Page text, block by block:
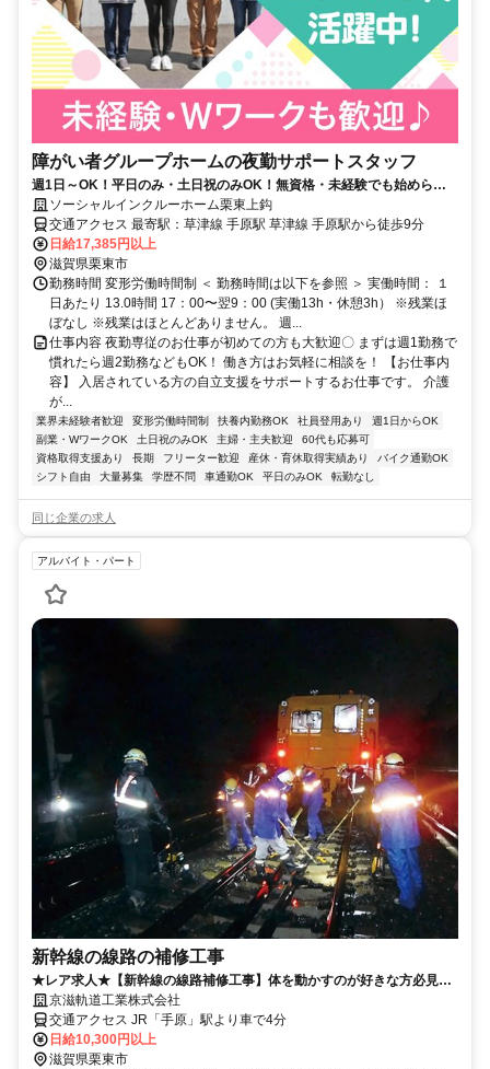
障がい者グループホームの夜勤サポートスタッフ
週1日～OK！平日のみ・土日祝のみOK！無資格・未経験でも始められ
ます。目の前の人に喜んでいただくことに、一生懸命になれる仕事で
す。
ソーシャルインクルーホーム栗東上鈎
交通アクセス 最寄駅：草津線 手原駅 草津線 手原駅から徒歩9分
日給17,385円以上
滋賀県栗東市
勤務時間 変形労働時間制 ＜ 勤務時間は以下を参照 ＞ 実働時間： １
日あたり 13.0時間 17：00〜翌9：00 (実働13h・休憩3h） ※残業ほ
ぼなし ※残業はほとんどありません。 週...
仕事内容 夜勤専従のお仕事が初めての方も大歓迎〇 まずは週1勤務で
慣れたら週2勤務などもOK！ 働き方はお気軽に相談を！ 【お仕事内
容】 入居されている方の自立支援をサポートするお仕事です。 介護
が...
業界未経験者歓迎 変形労働時間制 扶養内勤務OK 社員登用あり
週1日からOK
副業・WワークOK
土日祝のみOK 主婦・主夫歓迎
60代も応募可
資格取得支援あり
長期 フリーター歓迎 産休・育休取得実績あり
バイク通勤OK
シフト自由
大量募集 学歴不問 車通勤OK 平日のみOK 転勤なし
同じ企業の求人
アルバイト・パート
新幹線の線路の補修工事
★レア求人★【新幹線の線路補修工事】体を動かすのが好きな方必見！
WワークOK◎20代～30代活躍中！
京滋軌道工業株式会社
交通アクセス JR「手原」駅より車で4分
日給10,300円以上
滋賀県栗東市